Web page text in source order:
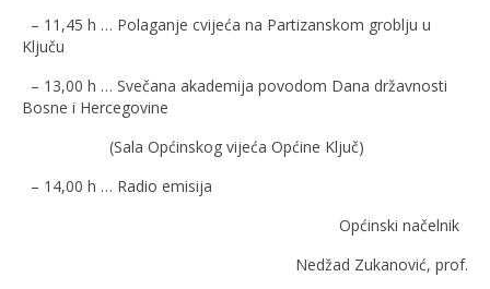
– 11,45 h … Polaganje cvijeća na Partizanskom groblju u
Ključu
– 13,00 h … Svečana akademija povodom Dana državnosti
Bosne i Hercegovine
(Sala Općinskog vijeća Općine Ključ)
– 14,00 h … Radio emisija
Općinski načelnik
Nedžad Zukanović, prof.